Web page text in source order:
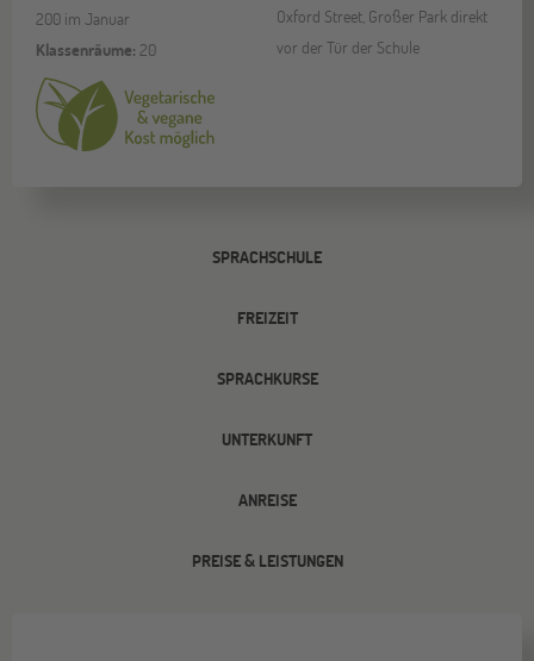
200 im Januar
Klassenräume: 20
Oxford Street, Großer Park direkt
vor der Tür der Schule
SPRACHSCHULE
FREIZEIT
SPRACHKURSE
UNTERKUNFT
ANREISE
PREISE & LEISTUNGEN